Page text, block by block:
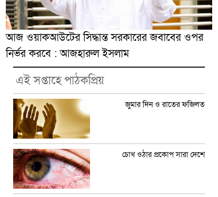
আজ ওয়াকআউটের সিদ্ধান্ত সরকারের জবাবের ওপর
নির্ভর করবে : আজহারুল ইসলাম
এই সপ্তাহে পাঠকপ্রিয়
জুমার দিন ও রাতের ফজিলত
চোখ ওঠার প্রকোপ সারা দেশে